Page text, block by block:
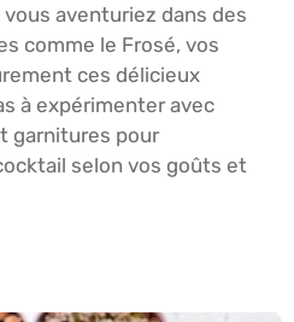
aventuriez dans des
comme le Frosé, vos
ces délicieux
à expérimenter avec
garnitures pour
selon vos goûts et